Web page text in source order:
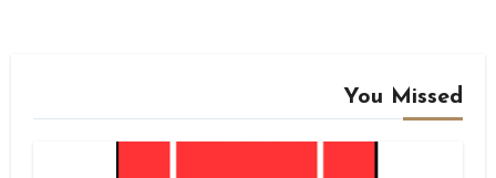
You Missed